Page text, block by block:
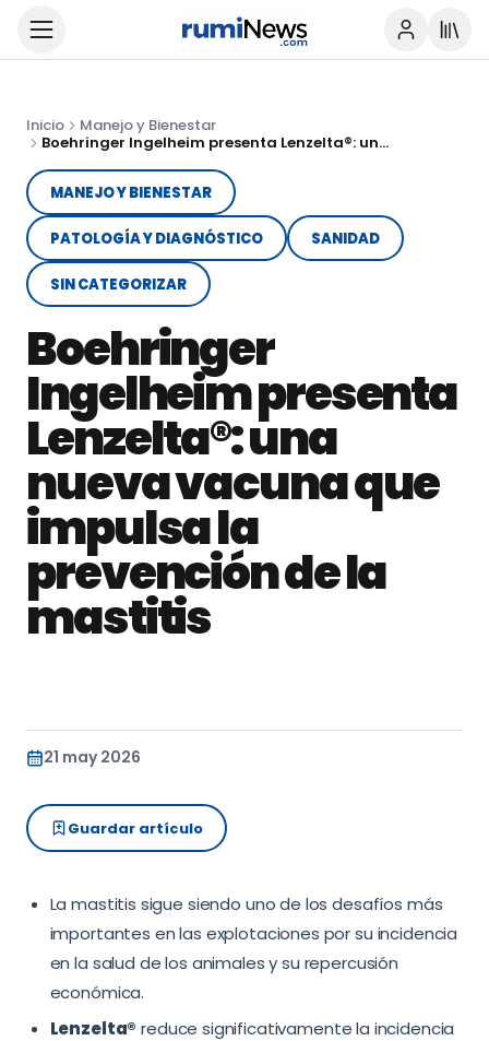
Inicio
Manejo y Bienestar
Boehringer Ingelheim presenta Lenzelta®: una nueva vacuna que impulsa la prevención de la mastitis
MANEJO Y BIENESTAR
PATOLOGÍA Y DIAGNÓSTICO SANIDAD
SIN CATEGORIZAR
Boehringer
Ingelheim presenta
Lenzelta®: una
nueva vacuna que
impulsa la
prevención de la
mastitis
21 may 2026
Guardar artículo
La mastitis sigue siendo uno de los desafíos más
importantes en las explotaciones por su incidencia
en la salud de los animales y su repercusión
económica.
Lenzelta® reduce significativamente la incidencia